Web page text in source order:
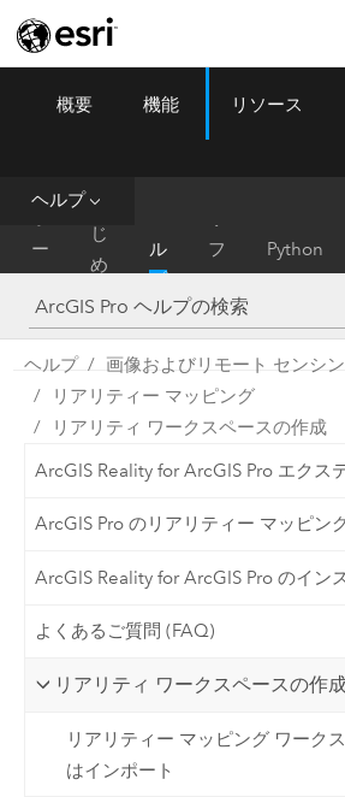
ArcGIS Pro Menu
概要 機能 リソース
ヘルプ
ー
ム
は
じ
め
に
ル
プ
フ
ァ
レ
ン
ス
Python
ヘルプ
画像およびリモート センシ
リアリティー マッピング
リアリティ ワークスペースの作成
ArcGIS Reality for ArcGIS Pro エクス
ArcGIS Pro のリアリティー マッピン
ArcGIS Reality for ArcGIS Pro のイン
よくあるご質問 (FAQ)
リアリティ ワークスペースの作
リアリティー マッピング ワーク
はインポート